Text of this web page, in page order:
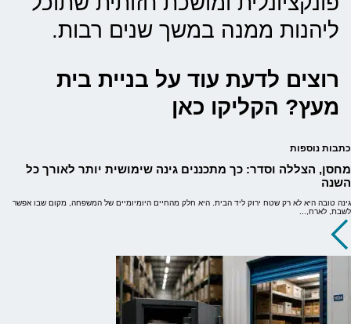
ליהנות ממנה במשך שנים רבות.
רוצים לדעת עוד על בניית בית
מעץ? הקליקו כאן
כתבות נוספות
מחסן, הצללה וסדר: כך מתכננים גינה שימושית יותר לאורך כל
השנה
גינה טובה היא לא רק שטח ירוק ליד הבית. היא חלק מהחיים היומיומיים של המשפחה, מקום שבו אפשר
לשבת, לארח,...